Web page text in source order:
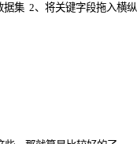
集 2、将关键字段拖入横